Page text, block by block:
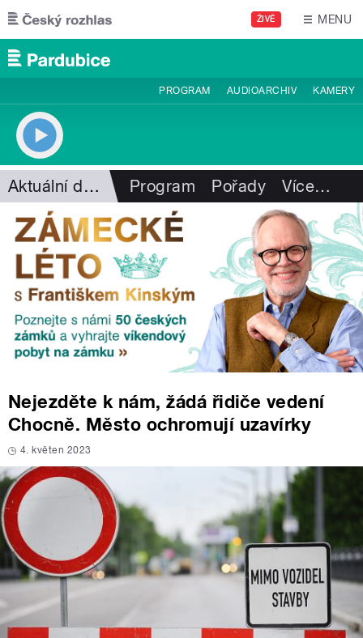
Přejít k hlavnímu obsahu
ŽIVĚ MENU
PROGRAM AUDIOARCHIV KAMERY
Aktuální dění Program Pořady Více…
Nejezděte k nám, žádá řidiče vedení
Chocně. Město ochromují uzavírky
4. květen 2023